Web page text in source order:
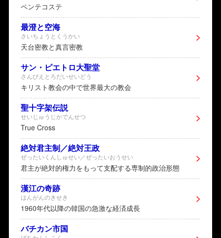
ペンテコステ
最澄と空海
さいちょうとくうかい
天台密教と真言密教
サン・ピエトロ大聖堂
さんぴえとろだいせいどう
キリスト教会の中で世界最大の教会
聖十字架伝説
せいじゅうじかでんせつ
True Cross
絶対君主制／絶対王政
ぜったいくんしゅせい／ぜったいおうせい
君主が絶対的権力をもって支配する専制的政治形態
漢江の奇跡
はんがんのきせき
1960年代以降の韓国の急激な経済成長
バチカン市国